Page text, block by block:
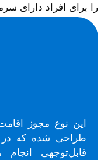
را برای افراد دارای
این نوع مجوز اقامت
طراحی شده که در
قابل‌توجهی انجام